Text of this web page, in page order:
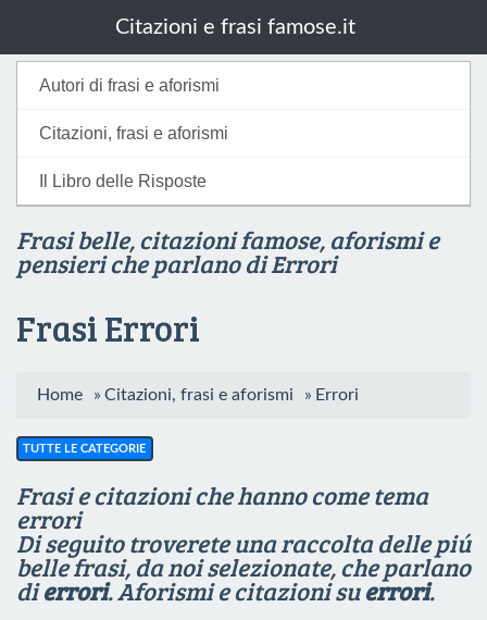
Autori di frasi e aforismi
Citazioni, frasi e aforismi
Il Libro delle Risposte
Citazioni e frasi famose.it
Frasi belle, citazioni famose, aforismi e
pensieri che parlano di Errori
Frasi Errori
Home » Citazioni, frasi e aforismi » Errori
TUTTE LE CATEGORIE
Frasi e citazioni che hanno come tema
errori
Di seguito troverete una raccolta delle piú
belle frasi, da noi selezionate, che parlano
dierrori.Aforismi e citazioni suerrori.